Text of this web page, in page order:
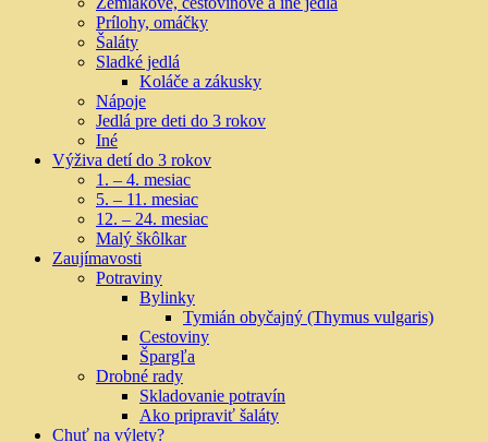
Prílohy, omáčky
Šaláty
Sladké jedlá
Koláče a zákusky
Nápoje
Jedlá pre deti do 3 rokov
Iné
Výživa detí do 3 rokov
1. – 4. mesiac
5. – 11. mesiac
12. – 24. mesiac
Malý škôlkar
Zaujímavosti
Potraviny
Bylinky
Tymián obyčajný (Thymus vulgaris)
Cestoviny
Špargľa
Drobné rady
Skladovanie potravín
Ako pripraviť šaláty
Chuť na výlety?